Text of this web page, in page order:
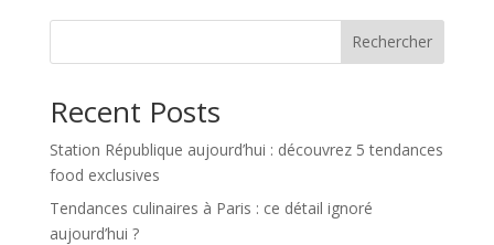
Rechercher
Recent Posts
Station République aujourd’hui : découvrez 5 tendances
food exclusives
Tendances culinaires à Paris : ce détail ignoré
aujourd’hui ?